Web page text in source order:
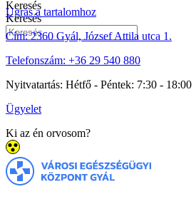
Ugrás a tartalomhoz
Cím:2360 Gyál, József Attila utca 1.
Telefonszám: +36 29 540 880
Nyitvatartás: Hétfő - Péntek: 7:30 - 18:00
Ügyelet
Ki az én orvosom?
Keresés
Keresés